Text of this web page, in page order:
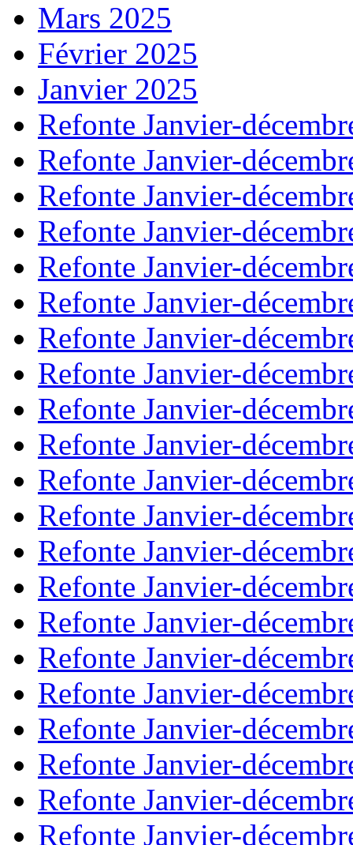
Mars 2025
Février 2025
Janvier 2025
Refonte Janvier-
Refonte Janvier-
Refonte Janvier-
Refonte Janvier-
Refonte Janvier-
Refonte Janvier-
Refonte Janvier-
Refonte Janvier-
Refonte Janvier-
Refonte Janvier-
Refonte Janvier-
Refonte Janvier-
Refonte Janvier-
Refonte Janvier-
Refonte Janvier-
Refonte Janvier-
Refonte Janvier-
Refonte Janvier-
Refonte Janvier-
Refonte Janvier-
Refonte Janvier-